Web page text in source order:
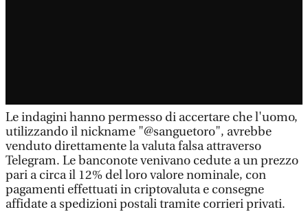
Le indagini hanno permesso di accertare che l'uomo,
utilizzando il nickname "@sanguetoro", avrebbe
venduto direttamente la valuta falsa attraverso
Telegram. Le banconote venivano cedute a un prezzo
pari a circa il 12% del loro valore nominale, con
pagamenti effettuati in criptovaluta e consegne
affidate a spedizioni postali tramite corrieri privati.